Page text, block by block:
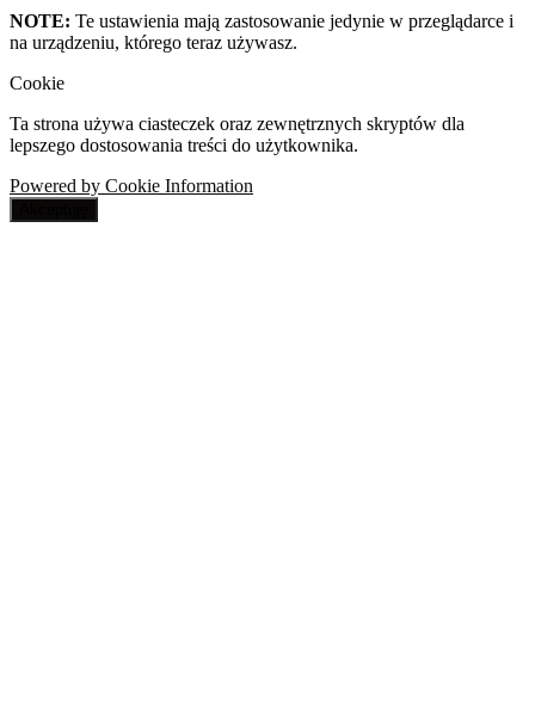
NOTE: Te ustawienia mają zastosowanie jedynie w przeglądarce i
na urządzeniu, którego teraz używasz.
Cookie
Ta strona używa ciasteczek oraz zewnętrznych skryptów dla
lepszego dostosowania treści do użytkownika.
Powered by Cookie Information